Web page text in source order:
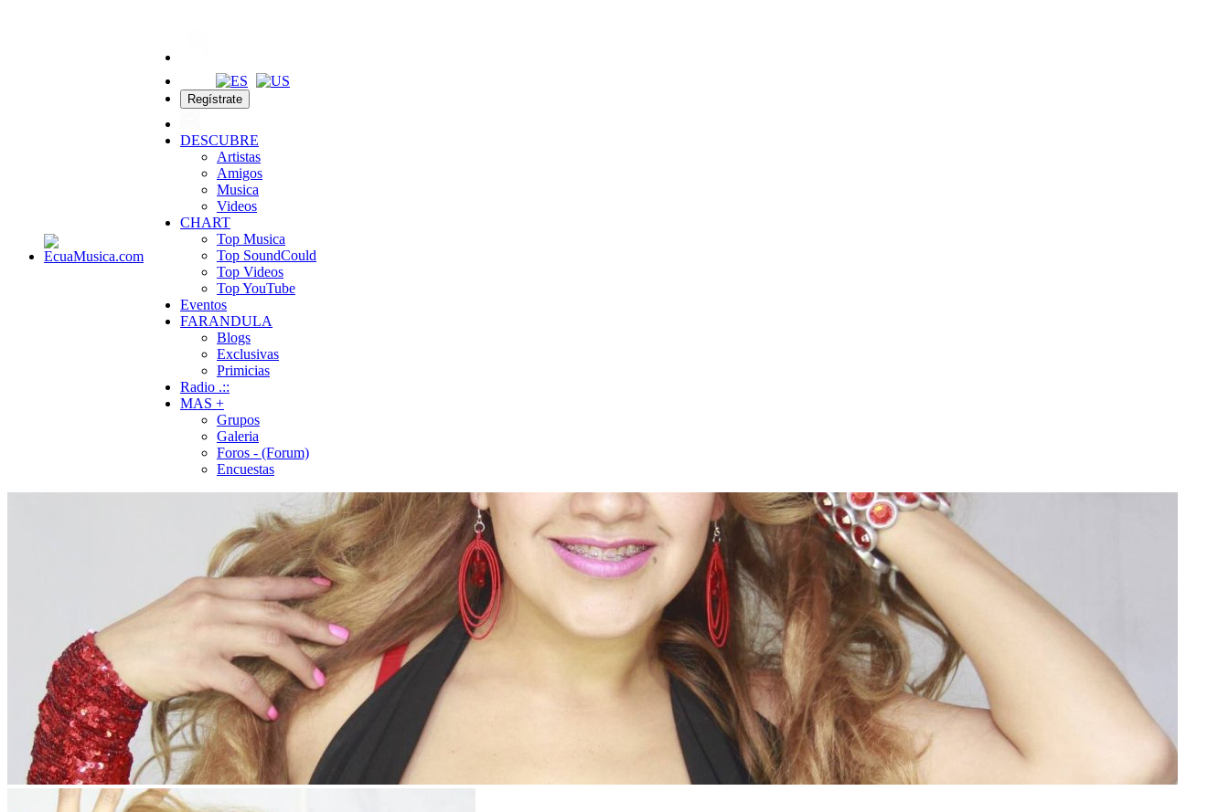
Regístrate
DESCUBRE
Artistas
Amigos
Musica
Videos
CHART
Top Musica
Top SoundCould
Top Videos
Top YouTube
Eventos
FARANDULA
Blogs
Exclusivas
Primicias
Radio .::
MAS +
Grupos
Galeria
Foros - (Forum)
Encuestas